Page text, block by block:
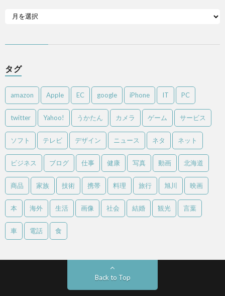
タグ
amazon Apple EC google iPhone IT PC
twitter Yahoo! うかたん カメラ ゲーム サービス
ソフト テレビ デザイン ニュース ネタ ネット
ビジネス ブログ 仕事 健康 写真 動画 北海道
商品 家族 技術 携帯 料理 旅行 旭川 映画
本 海外 生活 画像 社会 結婚 観光 言葉
車 電話 食
Back to Top